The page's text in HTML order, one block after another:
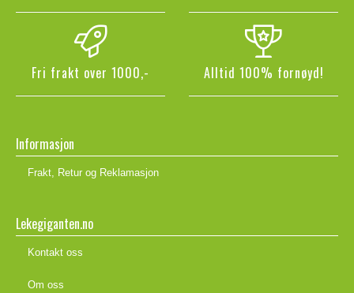
Fri frakt over 1000,- Alltid 100% fornøyd!
Informasjon
Frakt, Retur og Reklamasjon
Lekegiganten.no
Kontakt oss
Om oss